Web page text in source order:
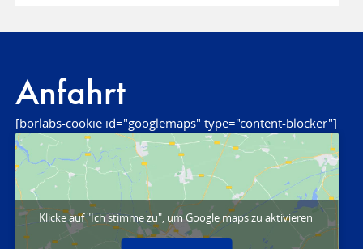
Anfahrt
[borlabs-cookie id="googlemaps" type="content-blocker"]
Klicke auf "Ich stimme zu", um Google maps zu aktivieren